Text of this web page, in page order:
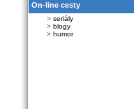
On-line cesty
> seriály
> blogy
> humor